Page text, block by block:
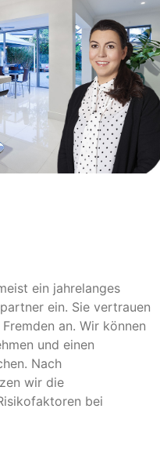
ein jahrelanges
ein. Sie vertrauen
an. Wir können
und einen
Nach
wir die
bei